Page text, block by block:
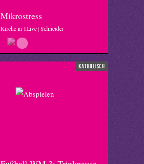
Mikrostress
Kirche in 1Live | Schneider
katholisch